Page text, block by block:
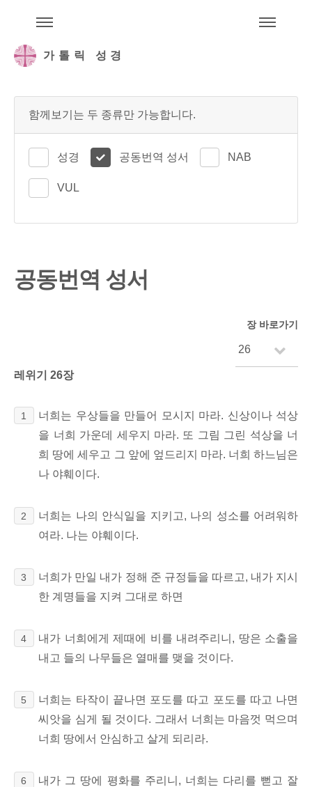
가톨릭 성경
함께보기는 두 종류만 가능합니다.
성경 공동번역 성서 NAB
VUL
공동번역 성서
장 바로가기
레위기 26장
1
너희는 우상들을 만들어 모시지 마라. 신상이나 석상
을 너희 가운데 세우지 마라. 또 그림 그린 석상을 너
희 땅에 세우고 그 앞에 엎드리지 마라. 너희 하느님은
나 야훼이다.
2
너희는 나의 안식일을 지키고, 나의 성소를 어려워하
여라. 나는 야훼이다.
3
너희가 만일 내가 정해 준 규정들을 따르고, 내가 지시
한 계명들을 지켜 그대로 하면
4
내가 너희에게 제때에 비를 내려주리니, 땅은 소출을
내고 들의 나무들은 열매를 맺을 것이다.
5
너희는 타작이 끝나면 포도를 따고 포도를 따고 나면
씨앗을 심게 될 것이다. 그래서 너희는 마음껏 먹으며
너희 땅에서 안심하고 살게 되리라.
6
내가 그 땅에 평화를 주리니, 너희는 다리를 뻗고 잘